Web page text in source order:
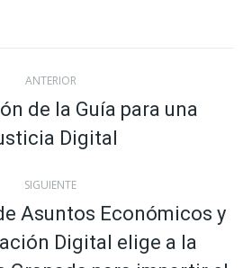
ANTERIOR
Publicación
anterior:
de la Guía para una
Digital
SIGUIENTE
Asuntos Económicos y
Digital elige a la